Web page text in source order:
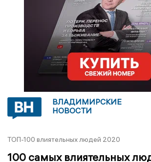
ВЛАДИМИРСКИЕ
НОВОСТИ
ТОП-100 влиятельных людей 2020
100 самых влиятельных